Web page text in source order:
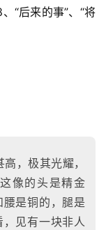
“后来的事”、“将
，极其光耀，
像的头是精金
是铜的，腿是
见有一块非人